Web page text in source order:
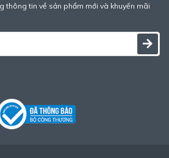
thông tin về sản phẩm mới và khuyến mãi